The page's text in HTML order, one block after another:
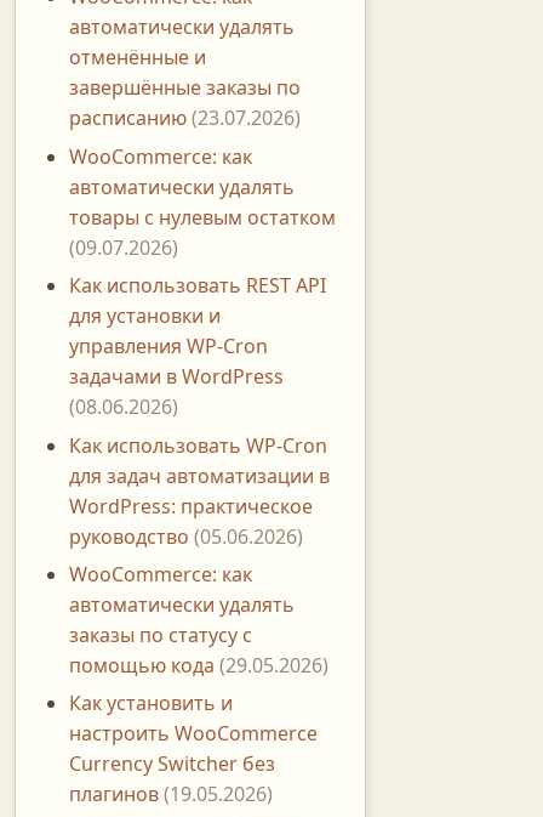
автоматически удалять
отменённые и
завершённые заказы по
расписанию(23.07.2026)
WooCommerce: как
автоматически удалять
товары с нулевым остатком
(09.07.2026)
Как использовать REST API
для установки и
управления WP-Cron
задачами в WordPress
(08.06.2026)
Как использовать WP-Cron
для задач автоматизации в
WordPress: практическое
руководство (05.06.2026)
WooCommerce: как
автоматически удалять
заказы по статусу с
помощью кода (29.05.2026)
Как установить и
настроить WooCommerce
Currency Switcher без
плагинов(19.05.2026)